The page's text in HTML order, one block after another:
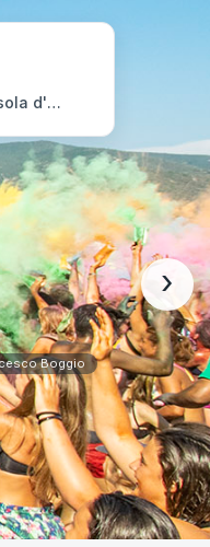
d'Elba
Boggio
›